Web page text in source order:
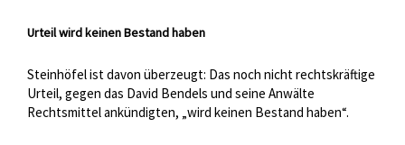
Urteil wird keinen Bestand haben
Steinhöfel ist davon überzeugt: Das noch nicht rechtskräftige
Urteil, gegen das David Bendels und seine Anwälte
Rechtsmittel ankündigten, „wird keinen Bestand haben“.